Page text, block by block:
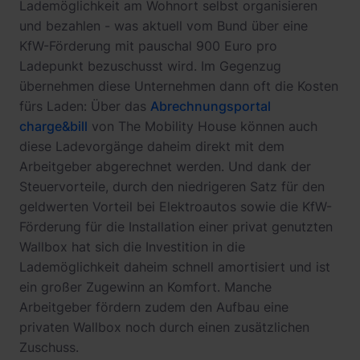
Lademöglichkeit am Wohnort selbst organisieren
und bezahlen - was aktuell vom Bund über eine
KfW-Förderung mit pauschal 900 Euro pro
Ladepunkt bezuschusst wird. Im Gegenzug
übernehmen diese Unternehmen dann oft die Kosten
fürs Laden: Über das Abrechnungsportal
charge&bill von The Mobility House können auch
diese Ladevorgänge daheim direkt mit dem
Arbeitgeber abgerechnet werden. Und dank der
Steuervorteile, durch den niedrigeren Satz für den
geldwerten Vorteil bei Elektroautos sowie die KfW-
Förderung für die Installation einer privat genutzten
Wallbox hat sich die Investition in die
Lademöglichkeit daheim schnell amortisiert und ist
ein großer Zugewinn an Komfort. Manche
Arbeitgeber fördern zudem den Aufbau eine
privaten Wallbox noch durch einen zusätzlichen
Zuschuss.